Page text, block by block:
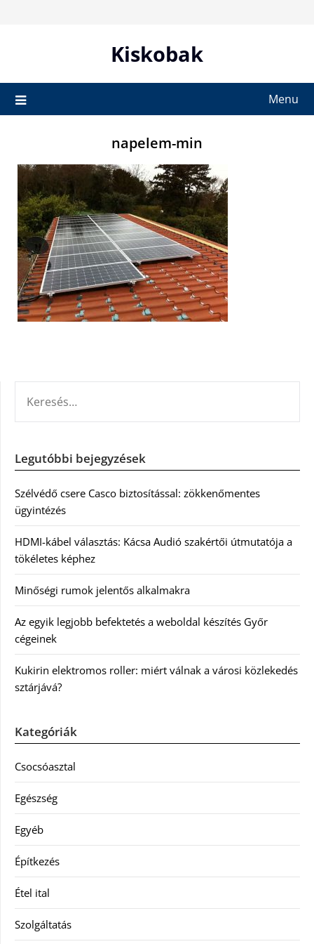
Kiskobak
Menu
napelem-min
Legutóbbi bejegyzések
Szélvédő csere Casco biztosítással: zökkenőmentes
ügyintézés
HDMI-kábel választás: Kácsa Audió szakértői útmutatója a
tökéletes képhez
Minőségi rumok jelentős alkalmakra
Az egyik legjobb befektetés a weboldal készítés Győr
cégeinek
Kukirin elektromos roller: miért válnak a városi közlekedés
sztárjává?
Kategóriák
Csocsóasztal
Egészség
Egyéb
Építkezés
Étel ital
Szolgáltatás